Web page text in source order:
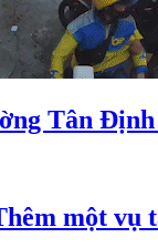
Tân
một vụ